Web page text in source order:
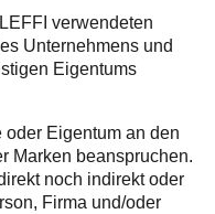
verwendeten
Unternehmens und
Eigentums
Eigentum an den
Marken beanspruchen.
noch indirekt oder
Firma und/oder